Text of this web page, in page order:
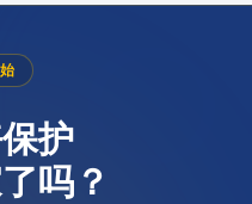
护
吗？